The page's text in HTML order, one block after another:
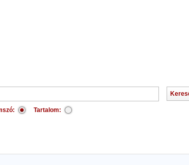
Tartalom: